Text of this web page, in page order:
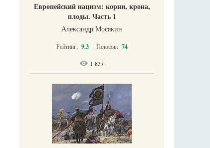
Европейский нацизм: корни, крона,
плоды. Часть 1
Александр Мосякин
Рейтинг: 9.3 Голосов: 74
1 837